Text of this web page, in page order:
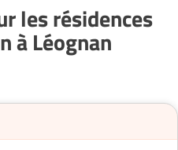
les résidences
à Léognan